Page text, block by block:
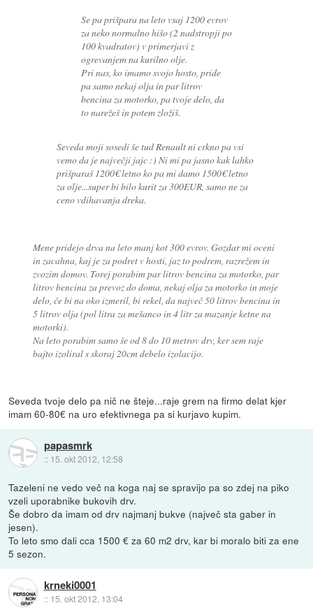
Se pa prišpara na leto vsaj 1200 evrov
za neko normalno hišo (2 nadstropji po
100 kvadratov) v primerjavi z
ogrevanjem na kurilno olje.
Pri nas, ko imamo svojo hosto, pride
pa samo nekaj olja in par litrov
bencina za motorko, pa tvoje delo, da
to narežeš in potem zložiš.
Seveda moji sosedi še tud Renault ni crkno pa vsi
vemo da je največji jajc :) Ni mi pa jasno kak lahko
prišparaš 1200€ letno ko pa mi damo 1500€ letno
za olje...super bi bilo kurit za 300EUR, samo ne za
ceno vdihavanja dreka.
Mene pridejo drva na leto manj kot 300 evrov. Gozdar mi oceni
in zacahna, kaj je za podret v hosti, jaz to podrem, razrežem in
zvozim domov. Torej porabim par litrov bencina za motorko, par
litrov bencina za prevoz do doma, nekaj olja za motorko in moje
delo, če bi na oko izmeril, bi rekel, da največ 50 litrov bencina in
5 litrov olja (pol litra za mešanco in 4 litr za mazanje ketne na
motorki).
Na leto porabim samo še od 8 do 10 metrov drv, ker sem raje
bajto izoliral s skoraj 20cm debelo izolacijo.
Seveda tvoje delo pa nič ne šteje...raje grem na firmo delat kjer
imam 60-80€ na uro efektivnega pa si kurjavo kupim.
papasmrk
:: 15. okt 2012, 12:58
Tazeleni ne vedo več na koga naj se spravijo pa so zdej na piko
vzeli uporabnike bukovih drv.
Še dobro da imam od drv najmanj bukve (največ sta gaber in
jesen).
To leto smo dali cca 1500 € za 60 m2 drv, kar bi moralo biti za ene
5 sezon.
krneki0001
:: 15. okt 2012, 13:04